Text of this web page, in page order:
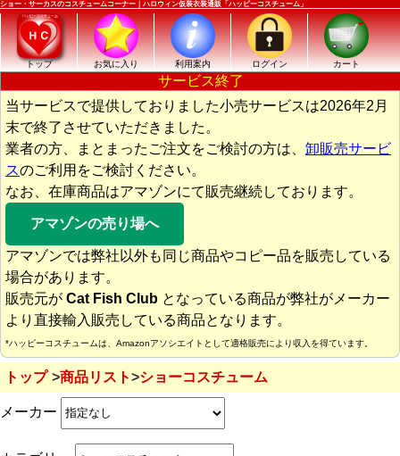
ショー・サーカスのコスチュームコーナー｜ハロウィン仮装衣装通販「ハッピーコスチューム」
トップ お気に入り 利用案内 ログイン カート
サービス終了
当サービスで提供しておりました小売サービスは2026年2月
末で終了させていただきました。
業者の方、まとまったご注文をご検討の方は、 卸販売サービ
スのご利用をご検討ください。
なお、在庫商品はアマゾンにて販売継続しております。
アマゾンの売り場へ
アマゾンでは弊社以外も同じ商品やコピー品を販売している
場合があります。
販売元が Cat Fish Club となっている商品が弊社がメーカー
より直接輸入販売している商品となります。
*ハッピーコスチュームは、Amazonアソシエイトとして適格販売により収入を得ています。
トップ 商品リスト ショーコスチューム
メーカー